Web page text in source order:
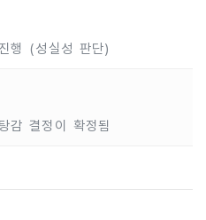
행 (성실성 판단)
감 결정이 확정됨